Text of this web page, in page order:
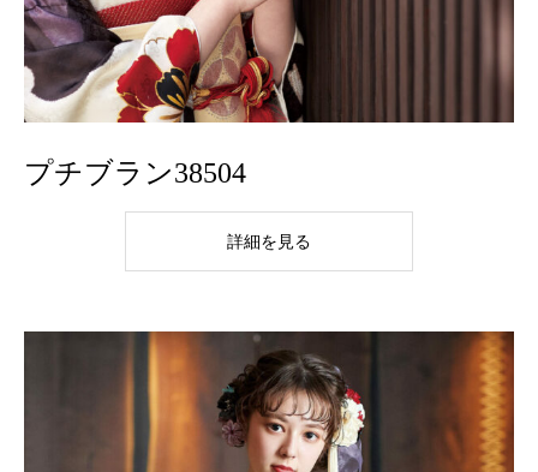
プチブラン38504
詳細を見る